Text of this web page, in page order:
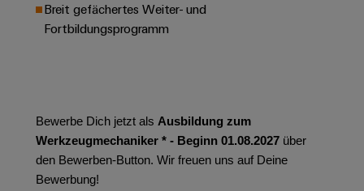
Industrie
für
die
Wasser-
und
Abwasserindustrie
&
Zubehör
Software
Markierer
Breit gefächertes Weiter- und
Fortbildungsprogramm
Bewerbe Dich jetzt als Ausbildung zum
Werkzeugmechaniker * - Beginn 01.08.2027 über
den Bewerben-Button. Wir freuen uns auf Deine
Bewerbung!